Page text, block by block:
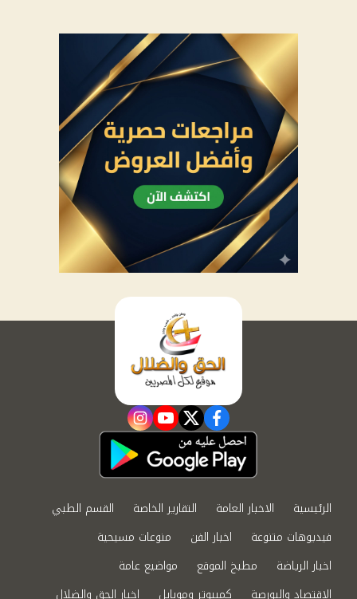
facebook
twitter
youtube
instagram
الرئيسية الاخبار العامة التقارير الخاصة
القسم الطبي
فيديوهات متنوعة
اخبار الفن
منوعات مسيحية
اخبار الرياضة
مطبخ الموقع
مواضيع عامة
الاقتصاد والبورصة
كمبيوتر وموبايل اخبار الحق والضلال